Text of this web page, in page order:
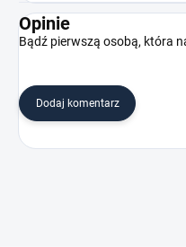
Opinie
Bądź pierwszą osobą, która
Dodaj komentarz